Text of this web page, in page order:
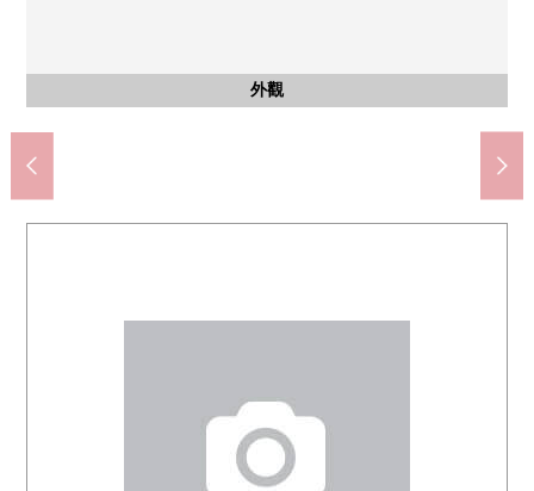
外觀
外觀
外觀
外觀
外觀
外觀
外觀
外觀
外觀
外觀
外觀
外觀
外觀
含有前面道路的外觀
含有前面道路的外觀
含有前面道路的外觀
含有前面道路的外觀
小平市立學校東小學(約510m)
步行7分鐘
小平市立小平第一中學(約1020m)
步行13分鐘
Maruetsu一橋學園商店(約270m)
步行4分鐘
7-Eleven小平一橋學園站前店(約350m)
步行5分鐘